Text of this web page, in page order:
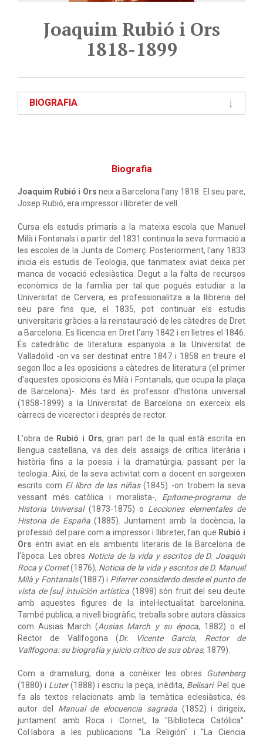
Joaquim Rubió i Ors
1818-1899
BIOGRAFIA
Biografia
Joaquim Rubió i Ors neix a Barcelona l'any 1818. El seu pare,
Josep Rubió, era impressor i llibreter de vell.
Cursa els estudis primaris a la mateixa escola que Manuel
Milà i Fontanals i a partir del 1831 continua la seva formació a
les escoles de la Junta de Comerç. Posteriorment, l'any 1833
inicia els estudis de Teologia, que tanmateix aviat deixa per
manca de vocació eclesiàstica. Degut a la falta de recursos
econòmics de la família per tal que pogués estudiar a la
Universitat de Cervera, es professionalitza a la llibreria del
seu pare fins que, el 1835, pot continuar els estudis
universitaris gràcies a la reinstauració de les càtedres de Dret
a Barcelona. Es llicencia en Dret l'any 1842 i en lletres el 1846.
És catedràtic de literatura espanyola a la Universitat de
Valladolid -on va ser destinat entre 1847 i 1858 en treure el
segon lloc a les oposicions a càtedres de literatura (el primer
d'aquestes oposicions és Milà i Fontanals, que ocupa la plaça
de Barcelona)-. Més tard és professor d'història universal
(1858-1899) a la Universitat de Barcelona on exerceix els
càrrecs de vicerector i després de rector.
L'obra de Rubió i Ors, gran part de la qual està escrita en
llengua castellana, va des dels assaigs de crítica literària i
història fins a la poesia i la dramatúrgia, passant per la
teologia. Així, de la seva activitat com a docent en sorgeixen
escrits com El libro de las niñas(1845) -on trobem la seva
vessant més catòlica i moralista-, Epítome-programa de
Historia Universal(1873-1875) o Lecciones elementales de
Historia de España(1885). Juntament amb la docència, la
professió del pare com a impressor i llibreter, fan que Rubió i
Ors entri aviat en els ambients literaris de la Barcelona de
l'època. Les obres Noticia de la vida y escritos de D. Joaquín
Roca y Cornet(1876), Noticia de la vida y escritos de D. Manuel
Milà y Fontanals(1887) i Piferrer considerdo desde el punto de
vista de [su] intuición artística (1898) són fruit del seu deute
amb aquestes figures de la intel·lectualitat barcelonina.
També publica, a nivell biogràfic, treballs sobre autors clàssics
com Ausias March (Ausias March y su época, 1882) o el
Rector de Vallfogona (Dr. Vicente García, Rector de
Vallfogona: su biografía y juicio crítico de sus obras, 1879).
Com a dramaturg, dona a conèixer les obres Gutenberg
(1880) i Luter(1888) i escriu la peça, inèdita, Belisari. Pel que
fa als textos relacionats amb la temàtica eclesiàstica, és
autor del Manual de elocuencia sagrada(1852) i dirigeix,
juntament amb Roca i Cornet, la "Biblioteca Católica".
Col·labora a les publicacions "La Religión" i "La Ciencia